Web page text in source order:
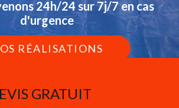
24h/24 sur 7j/7 en cas
d'urgence
RÉALISATIONS
GRATUIT